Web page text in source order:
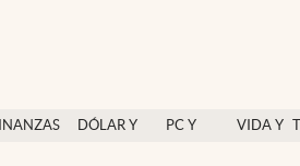
DÓLAR Y
PC Y
VIDA Y